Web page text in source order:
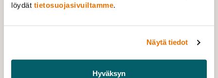
löydät tietosuojasivuiltamme.
Näytä tiedot
Hyväksyn
AJANKOHTAISTA Jäsenyys
korkeakoulupolitiikka Tieteentekijän arki